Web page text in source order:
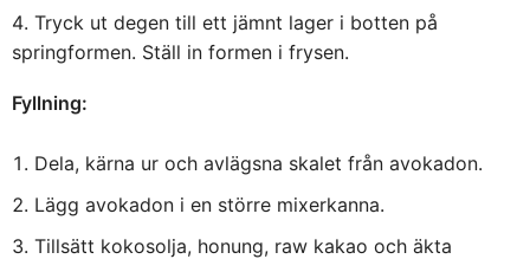
Tryck ut degen till ett jämnt lager i botten på
springformen. Ställ in formen i frysen.
Fyllning:
Dela, kärna ur och avlägsna skalet från avokadon.
Lägg avokadon i en större mixerkanna.
Tillsätt kokosolja, honung, raw kakao och äkta